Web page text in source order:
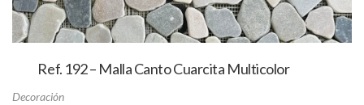
Ref. 192 – Malla Canto Cuarcita Multicolor
Decoración